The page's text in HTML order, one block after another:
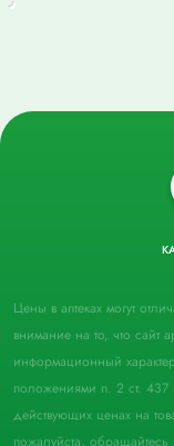
Цены в аптеках могут
внимание на то, что сайт
информационный
положениями п. 2 ст.
действующих ценах на
пожалуйста,